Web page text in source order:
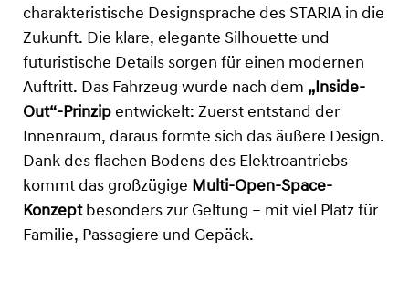
charakteristische Designsprache des STARIA in die
Zukunft. Die klare, elegante Silhouette und
futuristische Details sorgen für einen modernen
Auftritt. Das Fahrzeug wurde nach dem „Inside-
Out“-Prinzip entwickelt: Zuerst entstand der
Innenraum, daraus formte sich das äußere Design.
Dank des flachen Bodens des Elektroantriebs
kommt das großzügige Multi-Open-Space-
Konzeptbesonders zur Geltung – mit viel Platz für
Familie, Passagiere und Gepäck.